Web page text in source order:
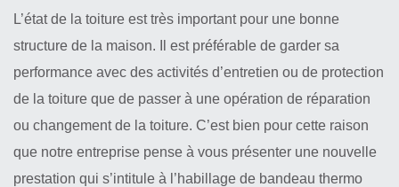
L’état de la toiture est très important pour une bonne
structure de la maison. Il est préférable de garder sa
performance avec des activités d’entretien ou de protection
de la toiture que de passer à une opération de réparation
ou changement de la toiture. C’est bien pour cette raison
que notre entreprise pense à vous présenter une nouvelle
prestation qui s’intitule à l’habillage de bandeau thermo